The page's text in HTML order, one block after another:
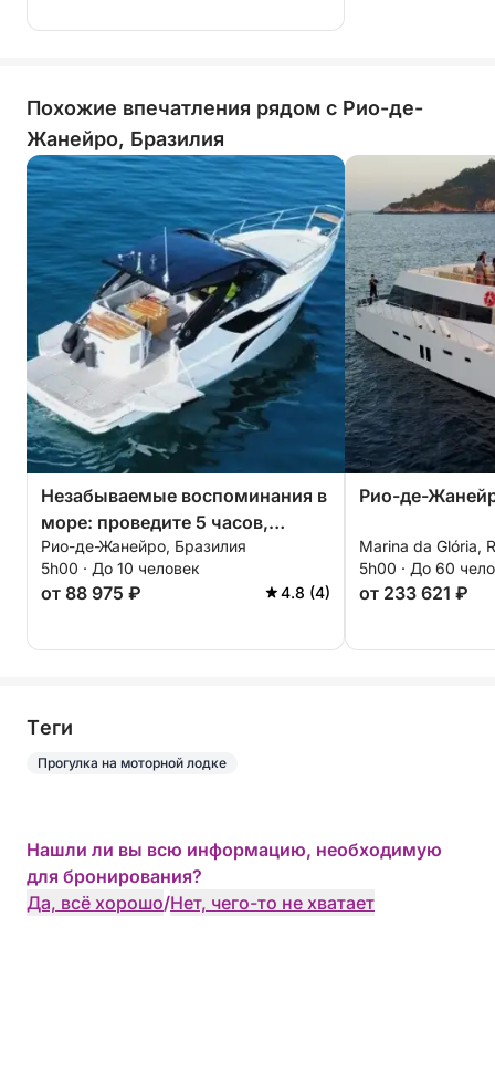
Похожие впечатления рядом с Рио-де-
Жанейро, Бразилия
Незабываемые воспоминания в
море: проведите 5 часов,
исследуя Рио-де-Жанейро.
Рио-де-Жанейро, Бразилия
5h00 · До 10 человек
от 88 975 ₽ 4.8 (4)
Рио-де-
Marina da Glória,
5h00 · До 60
от 233 621 ₽
Tеги
Прогулка на моторной лодке
Нашли ли вы всю информацию, необходимую
для бронирования?
Да, всё хорошо/Нет, чего-то не хватает